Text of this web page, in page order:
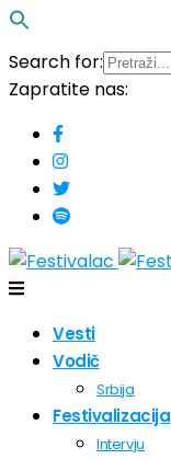
Search for:
Zapratite nas:
Vesti
Vodič
Srbija
Festivalizacija
Intervju